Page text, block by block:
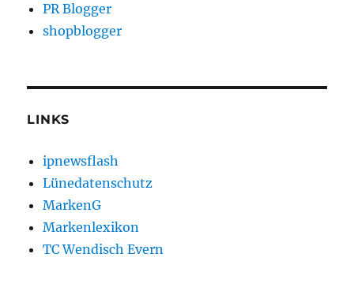
PR Blogger
shopblogger
LINKS
ipnewsflash
Lünedatenschutz
MarkenG
Markenlexikon
TC Wendisch Evern